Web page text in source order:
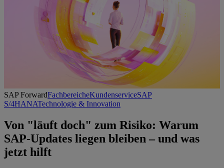
SAP ForwardFachbereicheKundenserviceSAP
S/4HANATechnologie & Innovation
Von "läuft doch" zum Risiko: Warum
SAP-Updates liegen bleiben – und was
jetzt hilft